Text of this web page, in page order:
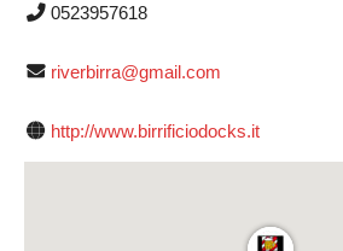
0523957618
riverbirra@gmail.com
http://www.birrificiodocks.it